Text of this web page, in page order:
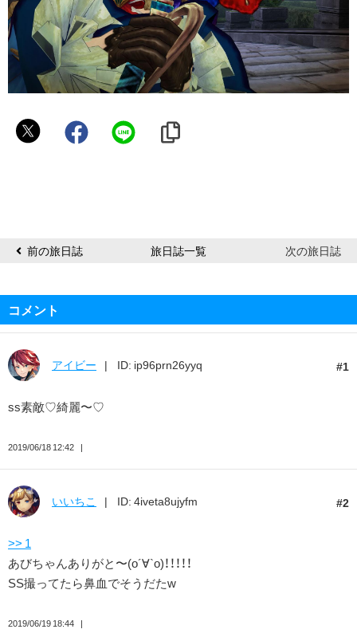
い
前の旅日誌 旅日誌一覧 次の旅日誌
コメント
1
アイビー ID: ip96prn26yyq
ss素敵♡綺麗〜♡
2019/06/18 12:42
2
いいちこ ID: 4iveta8ujyfm
>> 1
あびちゃんありがと〜(о´∀`о)！！！！！
SS撮ってたら鼻血でそうだたw
2019/06/19 18:44